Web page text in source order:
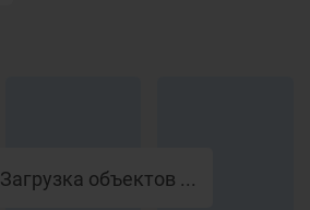
Загрузка объектов ...